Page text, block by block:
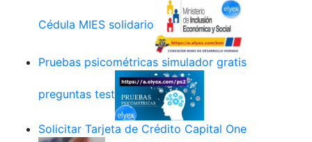
Cédula MIES solidario
Pruebas psicométricas simulador gratis
preguntas test
Solicitar Tarjeta de Crédito Capital One